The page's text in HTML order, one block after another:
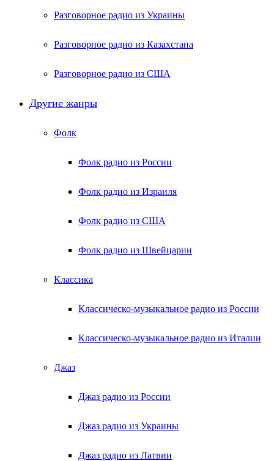
Разговорное радио из Украины
Разговорное радио из Казахстана
Разговорное радио из США
Другие жанры
Фолк
Фолк радио из России
Фолк радио из Израиля
Фолк радио из США
Фолк радио из Швейцарии
Классика
Классическо-музыкальное радио из России
Классическо-музыкальное радио из Италии
Джаз
Джаз радио из России
Джаз радио из Украины
Джаз радио из Латвии